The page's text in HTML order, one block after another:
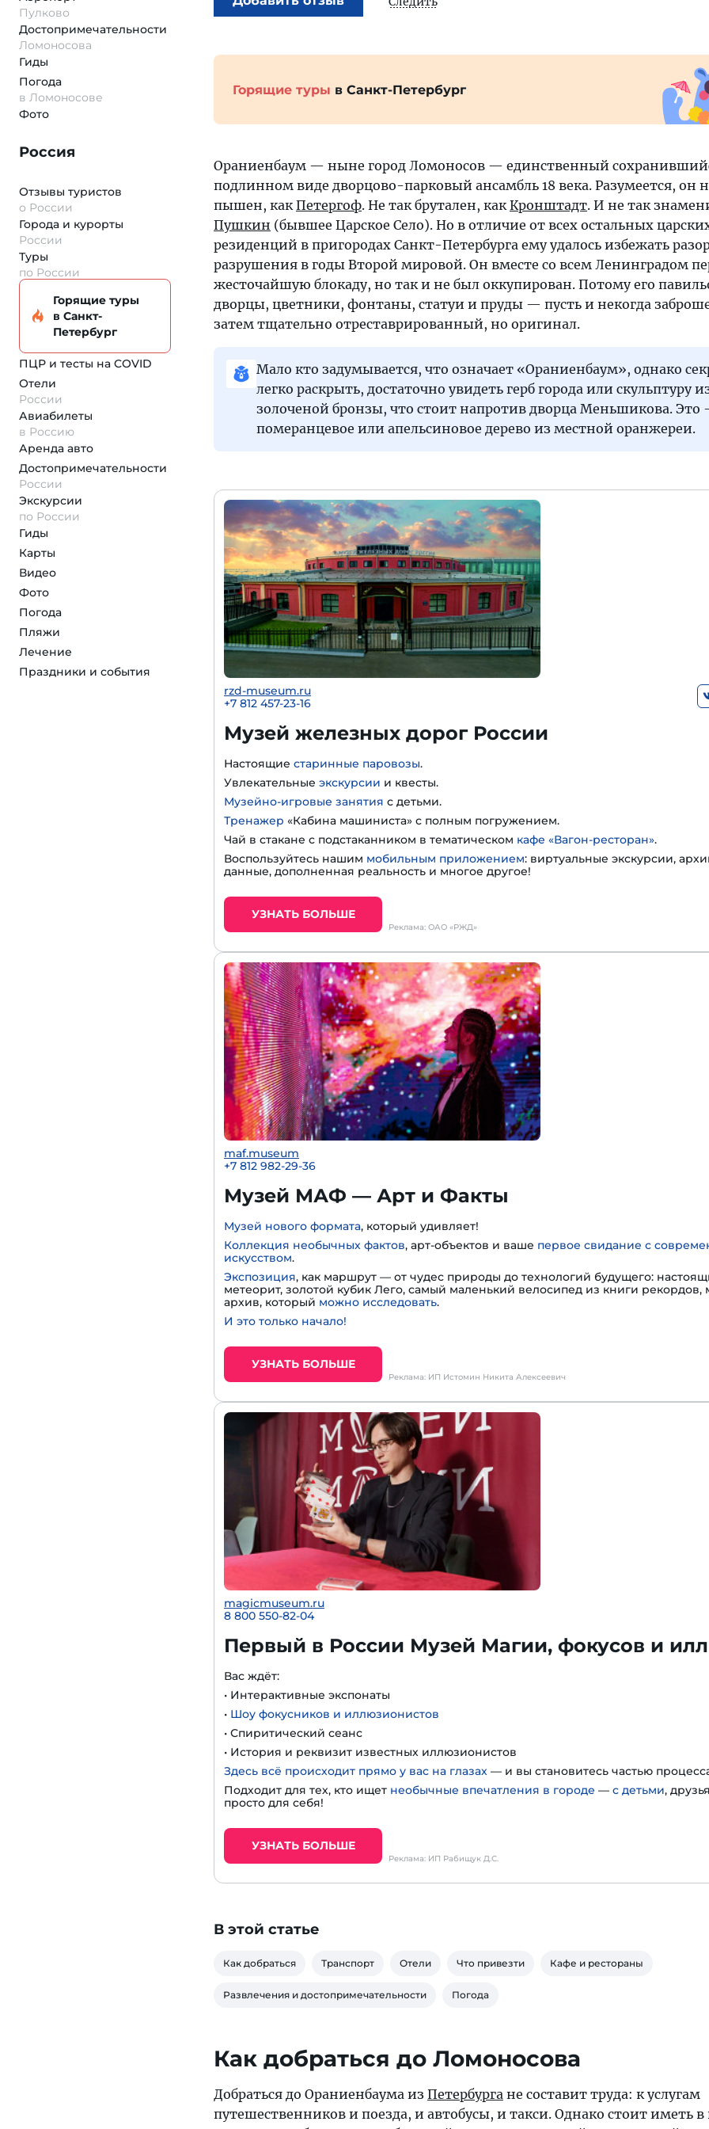
Пулково
Достопримеча­тельности
Ломоносова
Гиды
Погода
в Ломоносове
Фото
Россия
Отзывы туристов
о России
Города и курорты
России
Туры
по России
Горящие туры
в Санкт-
Петербург
ПЦР и тесты на COVID
Отели
России
Авиабилеты
в Россию
Аренда авто
Достопримеча­тельности
России
Экскурсии
по России
Гиды
Карты
Видео
Фото
Погода
Пляжи
Лечение
Праздники и события
Горящие туры в Санкт-Петербург
Ораниенбаум — ныне город Ломоносов — единственный
подлинном виде дворцово-парковый ансамбль 18 века. Разумеется, он
пышен, какПетергоф. Не так брутален, какКронштадт. И не так
Пушкин (бывшее Царское Село). Но в отличие от всех остальных
резиденций в пригородах Санкт-Петербурга ему удалось избежать
разрушения в годы Второй мировой. Он вместе со всем Ленинградом
жесточайшую блокаду, но так и не был оккупирован. Потому его
дворцы, цветники, фонтаны, статуи и пруды — пусть и некогда
затем тщательно отреставрированный, но оригинал.
Мало кто задумывается, что означает «Ораниенбаум», однако
легко раскрыть, достаточно увидеть герб города или скульптуру
золоченой бронзы, что стоит напротив дворца Меньшикова. Это
померанцевое или апельсиновое дерево из местной оранжереи.
rzd-museum.ru
+7 812 457-23-16
Музей железных дорог России
Настоящие старинные паровозы.
Увлекательные экскурсии и квесты.
Музейно-игровые занятия с детьми.
Тренажер «Кабина машиниста» с полным погружением.
Чай в стакане с подстаканником в тематическом кафе «Вагон-ресторан».
Воспользуйтесь нашим мобильным приложением: виртуальные экскурсии,
данные, дополненная реальность и многое другое!
УЗНАТЬ БОЛЬШЕ
Реклама: ОАО «РЖД»
maf.museum
+7 812 982-29-36
Музей МАФ — Арт и Факты
Музей нового формата, который удивляет!
Коллекция необычных фактов, арт-объектов и ваше первое свидание с
искусством.
Экспозиция, как маршрут — от чудес природы до технологий будущего:
метеорит, золотой кубик Лего, самый маленький велосипед из книги рекордов,
архив, который можно исследовать.
И это только начало!
УЗНАТЬ БОЛЬШЕ
Реклама: ИП Истомин Никита Алексеевич
magicmuseum.ru
8 800 550-82-04
Первый в России Музей Магии, фокусов и
Вас ждёт:
• Интерактивные экспонаты
• Шоу фокусников и иллюзионистов
• Спиритический сеанс
• История и реквизит известных иллюзионистов
Здесь всё происходит прямо у вас на глазах — и вы становитесь частью
Подходит для тех, кто ищет необычные впечатления в городе — с детьми,
просто для себя!
УЗНАТЬ БОЛЬШЕ
Реклама: ИП Рабищук Д.С.
В этой статье
Как добраться Транспорт Отели Что привезти Кафе и рестораны
Развлечения и достопримечательности Погода
Как добраться до Ломоносова
Добраться до Ораниенбаума из Петербурга не составит труда: к услугам
путешественников и поезда, и автобусы, и такси. Однако стоит иметь в